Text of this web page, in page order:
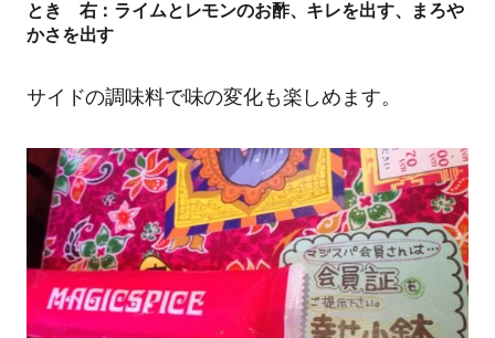
とき 右：ライムとレモンのお酢、キレを出す、まろや
かさを出す
サイドの調味料で味の変化も楽しめます。